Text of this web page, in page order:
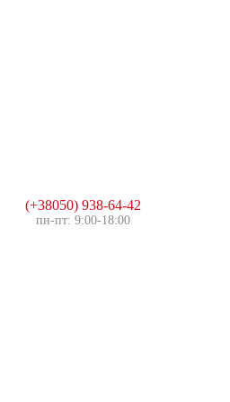
(+38050) 938-64-42
пн-пт: 9:00-18:00